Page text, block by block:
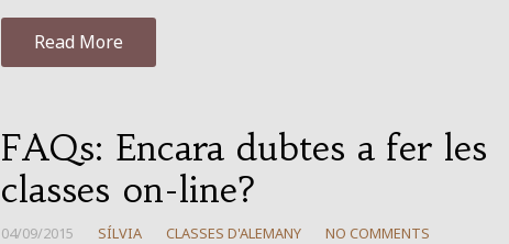
Read More
FAQs: Encara dubtes a fer les
classes on-line?
04/09/2015 SÍLVIA CLASSES D'ALEMANY NO COMMENTS